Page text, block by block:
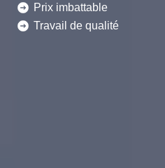
Prix imbattable
Travail de qualité